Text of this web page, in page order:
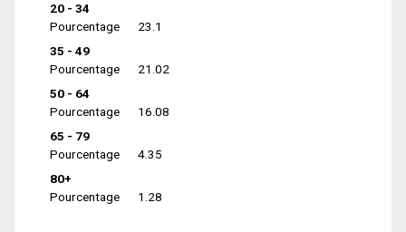
20 - 34
Pourcentage
23.1
35 - 49
Pourcentage
21.02
50 - 64
Pourcentage
16.08
65 - 79
Pourcentage
4.35
80+
Pourcentage
1.28